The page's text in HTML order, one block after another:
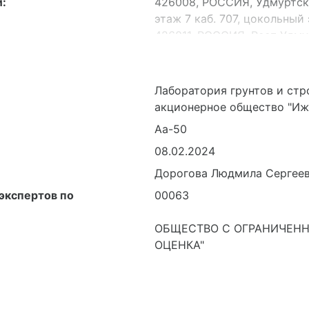
этаж 7 каб. 707, цокольный
426011, РОССИЯ, Респ
Свободы, дом 173, этаж 8,
426008, РОССИЯ,
Свободы, дом 175, этаж 9,
склад 2.
426008, РОССИЯ,
Свободы, дом 175, этаж 9,
склад 2 .
Лаборатория грунтов и
акционерное общество
Аа-50
08.02.2024
Дорогова Людмила
по
00063
ОБЩЕСТВО С
ОЦЕНКА"